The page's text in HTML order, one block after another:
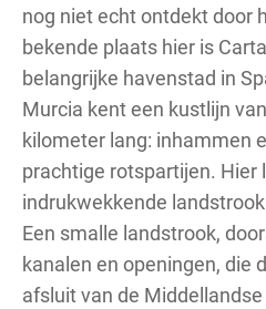
nog niet echt ontdekt door
bekende plaats hier is
belangrijke havenstad in
Murcia kent een kustlijn
kilometer lang: inhammen
prachtige rotspartijen. Hier
indrukwekkende
Een smalle landstrook,
kanalen en openingen, die
afsluit van de Middellandse